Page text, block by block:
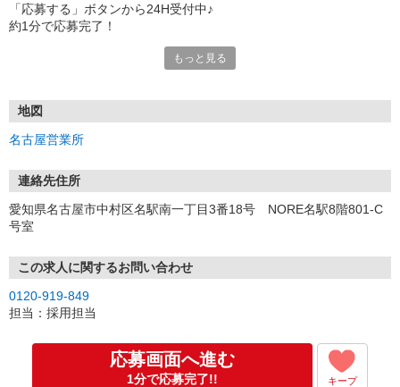
「応募する」ボタンから24H受付中♪
約1分で応募完了！
①応募から3営業日を目安に、メールorお電話でご連絡します。
★スマホでWEB面接（LINEなど）・出張面接・事務所面接と選べま
す
③面接実施（履歴書不要）
④勤務開始（スタート日は応相談）
お気軽にご応募ください♪
もっと見る
地図
名古屋営業所
連絡先住所
愛知県名古屋市中村区名駅南一丁目3番18号 NORE名駅8階801-C
号室
この求人に関するお問い合わせ
0120-919-849
担当：採用担当
応募画面へ進む
1分で応募完了!! キープ